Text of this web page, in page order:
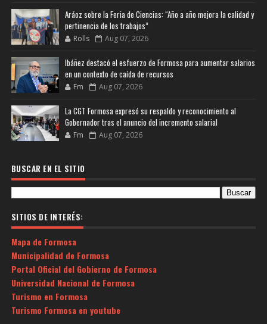
Aráoz sobre la Feria de Ciencias: “Año a año mejora la calidad y
pertinencia de los trabajos”
Rolls Aug 07, 2026
Ibáñez destacó el esfuerzo de Formosa para aumentar salarios
en un contexto de caída de recursos
Fm Aug 07, 2026
La CGT Formosa expresó su respaldo y reconocimiento al
Gobernador tras el anuncio del incremento salarial
Fm Aug 07, 2026
BUSCAR EN EL SITIO
SITIOS DE INTERÉS:
Mapa de Formosa
Municipalidad de Formosa
Portal Oficial del Gobierno de Formosa
Universidad Nacional de Formosa
Turismo en Formosa
Turismo Formosa en youtube